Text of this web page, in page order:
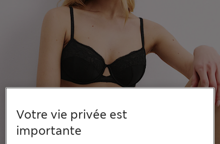
Votre vie privée est
importante